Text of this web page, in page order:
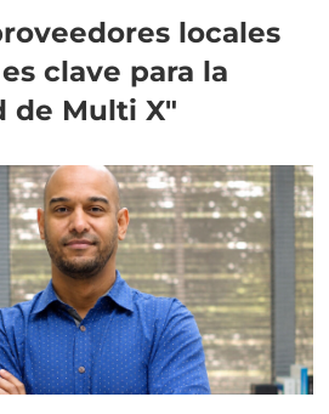
locales
clave para la
de Multi X"